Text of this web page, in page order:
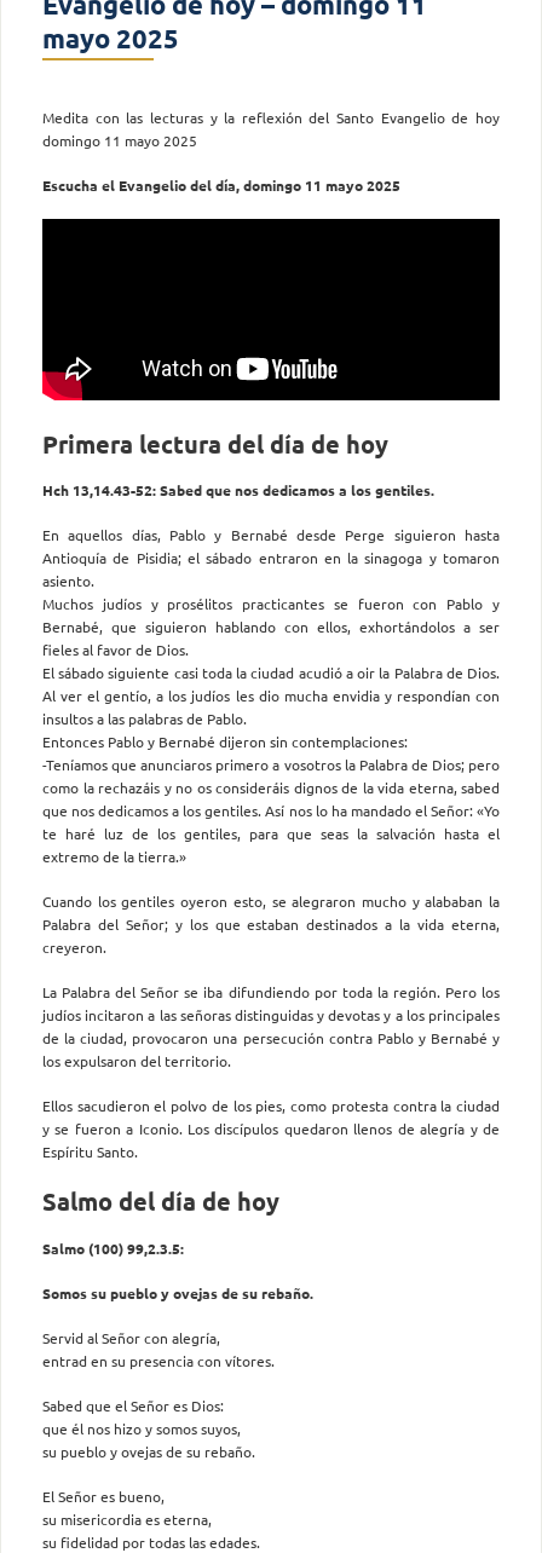
mayo 2025
Medita con las lecturas y la reflexión del Santo Evangelio de hoy
domingo 11 mayo 2025
Escucha el Evangelio del día, domingo 11 mayo 2025
Primera lectura del día de hoy
Hch 13,14.43-52: Sabed que nos dedicamos a los gentiles.
En aquellos días, Pablo y Bernabé desde Perge siguieron hasta
Antioquía de Pisidia; el sábado entraron en la sinagoga y tomaron
asiento.
Muchos judíos y prosélitos practicantes se fueron con Pablo y
Bernabé, que siguieron hablando con ellos, exhortándolos a ser
fieles al favor de Dios.
El sábado siguiente casi toda la ciudad acudió a oir la Palabra de Dios.
Al ver el gentío, a los judíos les dio mucha envidia y respondían con
insultos a las palabras de Pablo.
Entonces Pablo y Bernabé dijeron sin contemplaciones:
-Teníamos que anunciaros primero a vosotros la Palabra de Dios; pero
como la rechazáis y no os consideráis dignos de la vida eterna, sabed
que nos dedicamos a los gentiles. Así nos lo ha mandado el Señor: «Yo
te haré luz de los gentiles, para que seas la salvación hasta el
extremo de la tierra.»
Cuando los gentiles oyeron esto, se alegraron mucho y alababan la
Palabra del Señor; y los que estaban destinados a la vida eterna,
creyeron.
La Palabra del Señor se iba difundiendo por toda la región. Pero los
judíos incitaron a las señoras distinguidas y devotas y a los principales
de la ciudad, provocaron una persecución contra Pablo y Bernabé y
los expulsaron del territorio.
Ellos sacudieron el polvo de los pies, como protesta contra la ciudad
y se fueron a Iconio. Los discípulos quedaron llenos de alegría y de
Espíritu Santo.
Salmo del día de hoy
Salmo (100) 99,2.3.5:
Somos su pueblo y ovejas de su rebaño.
Servid al Señor con alegría,
entrad en su presencia con vítores.
Sabed que el Señor es Dios:
que él nos hizo y somos suyos,
su pueblo y ovejas de su rebaño.
El Señor es bueno,
su misericordia es eterna,
su fidelidad por todas las edades.